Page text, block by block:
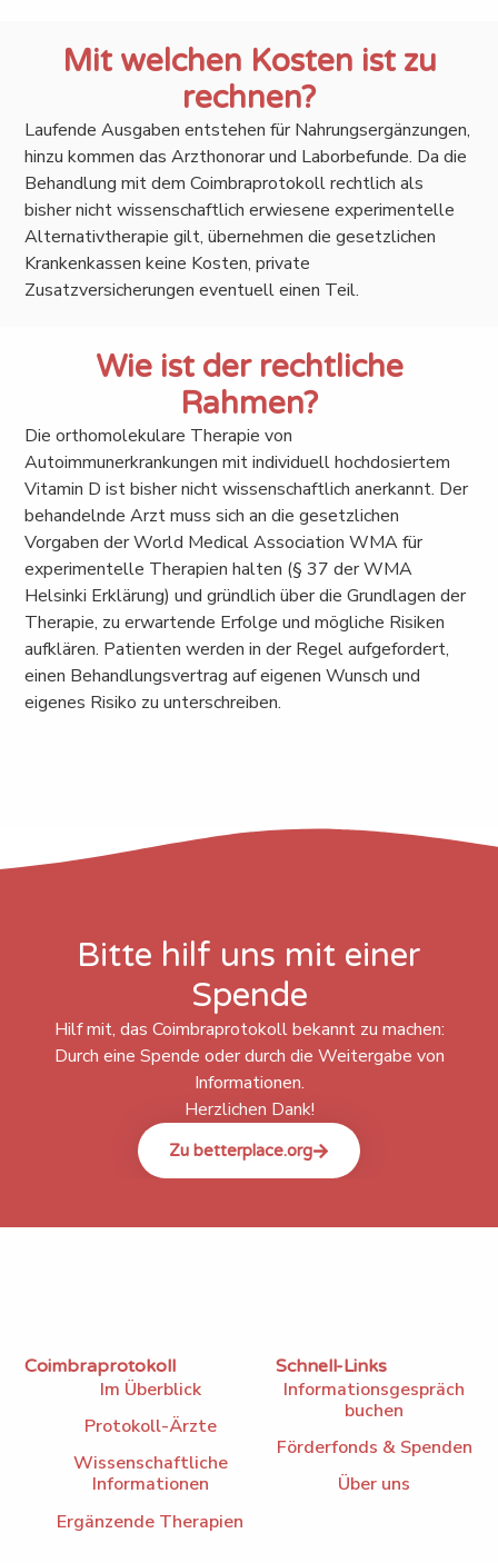
Mit welchen Kosten ist zu
rechnen?
Laufende Ausgaben entstehen für Nahrungsergänzungen,
hinzu kommen das Arzthonorar und Laborbefunde. Da die
Behandlung mit dem Coimbraprotokoll rechtlich als
bisher nicht wissenschaftlich erwiesene experimentelle
Alternativtherapie gilt, übernehmen die gesetzlichen
Krankenkassen keine Kosten, private
Zusatzversicherungen eventuell einen Teil.
Wie ist der rechtliche
Rahmen?
Die orthomolekulare Therapie von
Autoimmunerkrankungen mit individuell hochdosiertem
Vitamin D ist bisher nicht wissenschaftlich anerkannt. Der
behandelnde Arzt muss sich an die gesetzlichen
Vorgaben der World Medical Association WMA für
experimentelle Therapien halten (§ 37 der WMA
Helsinki Erklärung) und gründlich über die Grundlagen der
Therapie, zu erwartende Erfolge und mögliche Risiken
aufklären. Patienten werden in der Regel aufgefordert,
einen Behandlungsvertrag auf eigenen Wunsch und
eigenes Risiko zu unterschreiben.
Bitte hilf uns mit einer
Spende
Hilf mit, das Coimbraprotokoll bekannt zu machen:
Durch eine Spende oder durch die Weitergabe von
Informationen.
Herzlichen Dank!
Zu betterplace.org
Coimbraprotokoll
Im Überblick
Protokoll-Ärzte
Wissenschaftliche
Informationen
Ergänzende Therapien
Schnell-Links
Informationsgespräch
buchen
Förderfonds & Spenden
Über uns